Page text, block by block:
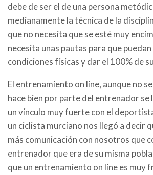
debe de ser el de una persona
medianamente la técnica de la
que no necesita que se esté muy
necesita unas pautas para que
condiciones físicas y dar el 100% de
El entrenamiento on line, aunque no
hace bien por parte del entrenador se
un vínculo muy fuerte con el
un ciclista murciano nos llegó a decir
más comunicación con nosotros que
entrenador que era de su misma
que un entrenamiento on line es muy